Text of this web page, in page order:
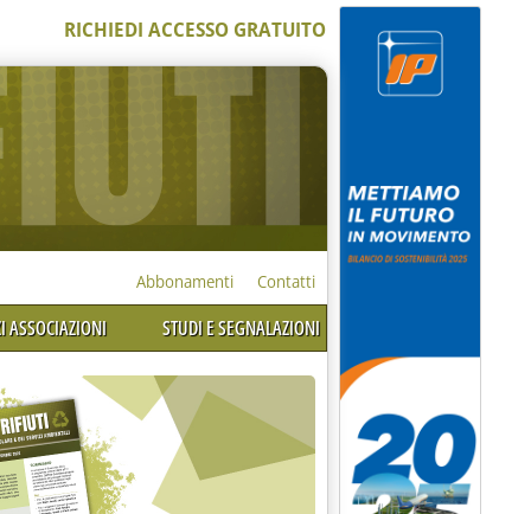
RICHIEDI ACCESSO GRATUITO
Abbonamenti Contatti
ASSOCIAZIONI STUDI E SEGNALAZIONI